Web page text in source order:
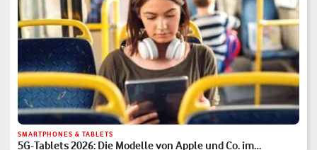
SMARTPHONES & TABLETS
5G-Tablets 2026: Die Modelle von Apple und Co. im